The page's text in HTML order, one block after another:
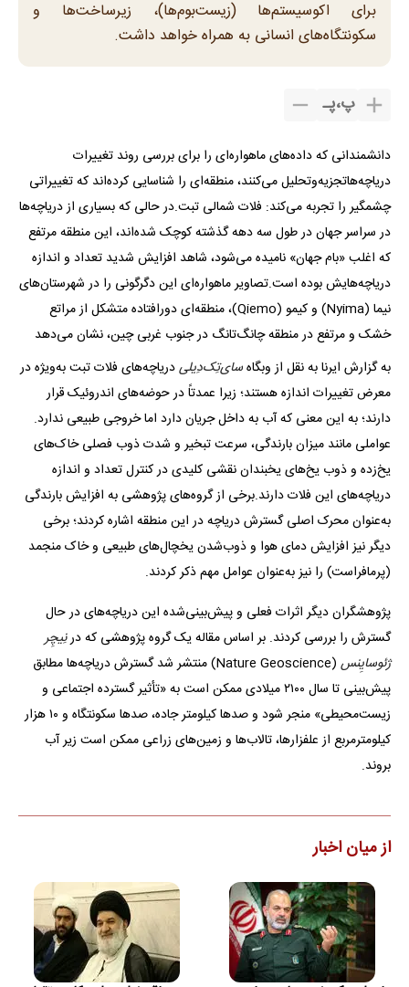
برای اکوسیستم‌ها (زیست‌بوم‌ها)، زیرساخت‌ها و
سکونتگاه‌های انسانی به همراه خواهد داشت.
پ،پـ
دانشمندانی که داده‌های ماهواره‌ای را برای بررسی روند تغییرات
دریاچه‌هاتجزیه‌وتحلیل می‌کنند، منطقه‌ای را شناسایی کرده‌اند که تغییراتی
چشمگیر را تجربه می‌کند: فلات شمالی تبت.در حالی که بسیاری از دریاچه‌ها
در سراسر جهان در طول سه دهه گذشته کوچک شده‌اند، این منطقه مرتفع
که اغلب «بام جهان» نامیده می‌شود، شاهد افزایش شدید تعداد و اندازه
دریاچه‌هایش بوده است.تصاویر ماهواره‌ای این دگرگونی را در شهرستان‌های
نیما (Nyima) و کیمو (Qiemo)، منطقه‌ای دورافتاده متشکل از مراتع
خشک و مرتفع در منطقه چانگ‌تانگ در جنوب غربی چین، نشان می‌دهد
به گزارش ایرنا به نقل از وبگاهسای‌تِک‌دِیلیدریاچه‌های فلات تبت به‌ویژه در
معرض تغییرات اندازه هستند؛ زیرا عمدتاً در حوضه‌های اندروئیک قرار
دارند؛ به این معنی که آب به داخل جریان دارد اما خروجی طبیعی ندارد.
عواملی مانند میزان بارندگی، سرعت تبخیر و شدت ذوب فصلی خاک‌های
یخ‌زده و ذوب یخ‌های یخبندان نقشی کلیدی در کنترل تعداد و اندازه
دریاچه‌های این فلات دارند.برخی از گروه‌های پژوهشی به افزایش بارندگی
به‌عنوان محرک اصلی گسترش دریاچه در این منطقه اشاره کردند؛ برخی
دیگر نیز افزایش دمای هوا و ذوب‌شدن یخچال‌های طبیعی و خاک منجمد
(پرمافراست) را نیز به‌عنوان عوامل مهم ذکر کردند.
پژوهشگران دیگر اثرات فعلی و پیش‌بینی‌شده این دریاچه‌های در حال
گسترش را بررسی کردند. بر اساس مقاله یک گروه پژوهشی که درنِیچِر
‌ژئوسایِنس
(Nature Geoscience) منتشر شد گسترش دریاچه‌ها مطابق
پیش‌بینی تا سال ۲۱۰۰ میلادی ممکن است به «تأثیر گسترده اجتماعی و
زیست‌محیطی» منجر شود و صدها کیلومتر جاده، صدها سکونتگاه و ۱۰ هزار
کیلومترمربع از علفزارها، تالاب‌ها و زمین‌های زراعی ممکن است زیر آب
بروند.
از میان اخبار